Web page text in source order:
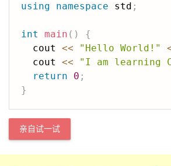
using
namespace std ;
int main ( )
{
  cout
<< "Hello World!"
  cout
<< "I am learning
return
0 ;
}
亲自试一试